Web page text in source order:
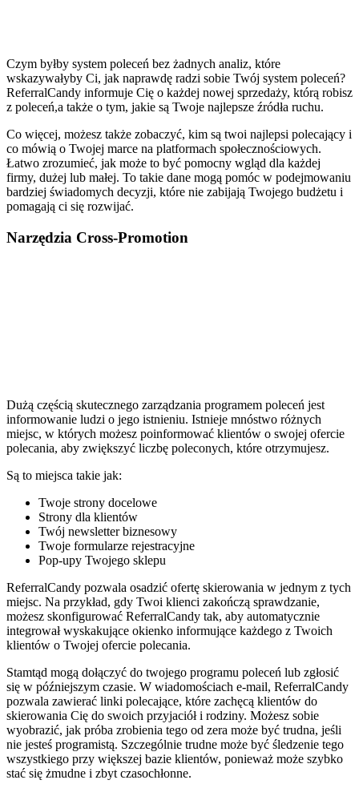
Czym byłby system poleceń bez żadnych analiz, które
wskazywałyby Ci, jak naprawdę radzi sobie Twój system poleceń?
ReferralCandy informuje Cię o każdej nowej sprzedaży, którą robisz
z poleceń,a także o tym, jakie są Twoje najlepsze źródła ruchu.
Co więcej, możesz także zobaczyć, kim są twoi najlepsi polecający i
co mówią o Twojej marce na platformach społecznościowych.
Łatwo zrozumieć, jak może to być pomocny wgląd dla każdej
firmy, dużej lub małej. To takie dane mogą pomóc w podejmowaniu
bardziej świadomych decyzji, które nie zabijają Twojego budżetu i
pomagają ci się rozwijać.
Narzędzia Cross-Promotion
Dużą częścią skutecznego zarządzania programem poleceń jest
informowanie ludzi o jego istnieniu. Istnieje mnóstwo różnych
miejsc, w których możesz poinformować klientów o swojej ofercie
polecania, aby zwiększyć liczbę poleconych, które otrzymujesz.
Są to miejsca takie jak:
Twoje strony docelowe
Strony dla klientów
Twój newsletter biznesowy
Twoje formularze rejestracyjne
Pop-upy Twojego sklepu
ReferralCandy pozwala osadzić ofertę skierowania w jednym z tych
miejsc. Na przykład, gdy Twoi klienci zakończą sprawdzanie,
możesz skonfigurować ReferralCandy tak, aby automatycznie
integrował wyskakujące okienko informujące każdego z Twoich
klientów o Twojej ofercie polecania.
Stamtąd mogą dołączyć do twojego programu poleceń lub zgłosić
się w późniejszym czasie. W wiadomościach e-mail, ReferralCandy
pozwala zawierać linki polecające, które zachęcą klientów do
skierowania Cię do swoich przyjaciół i rodziny. Możesz sobie
wyobrazić, jak próba zrobienia tego od zera może być trudna, jeśli
nie jesteś programistą. Szczególnie trudne może być śledzenie tego
wszystkiego przy większej bazie klientów, ponieważ może szybko
stać się żmudne i zbyt czasochłonne.